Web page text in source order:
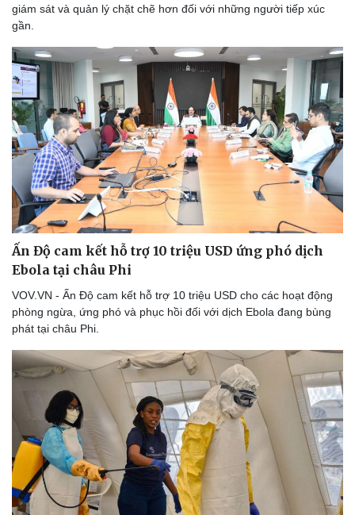
giám sát và quản lý chặt chẽ hơn đối với những người tiếp xúc
gần.
Ấn Độ cam kết hỗ trợ 10 triệu USD ứng phó dịch
Ebola tại châu Phi
VOV.VN - Ấn Độ cam kết hỗ trợ 10 triệu USD cho các hoạt động
phòng ngừa, ứng phó và phục hồi đối với dịch Ebola đang bùng
phát tại châu Phi.